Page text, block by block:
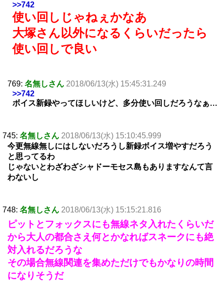
>>742
使い回しじゃねぇかなあ
大塚さん以外になるくらいだったら
使い回しで良い
769: 名無しさん 2018/06/13(水) 15:45:31.249
>>742
ボイス新録やってほしいけど、多分使い回しだろうなぁ…
745: 名無しさん 2018/06/13(水) 15:10:45.999
今更無線無しにはしないだろうし新録ボイス増やすだろう
と思ってるわ
じゃないとわざわざシャドーモセス島もありますなんて言
わないし
748: 名無しさん 2018/06/13(水) 15:15:21.816
ピットとフォックスにも無線ネタ入れたくらいだ
から大人の都合さえ何とかなればスネークにも絶
対入れるだろうな
その場合無線関連を集めただけでもかなりの時間
になりそうだ